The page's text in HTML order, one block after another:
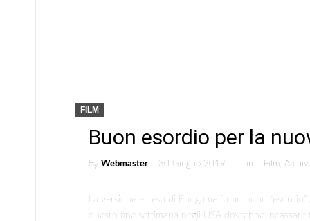
FILM
Buon esordio per la
By Webmaster 30 Giugno 2019 in : Film,
La versione estesa di Endgame fa un buon
questo fine settimana negli USA dovrebbe